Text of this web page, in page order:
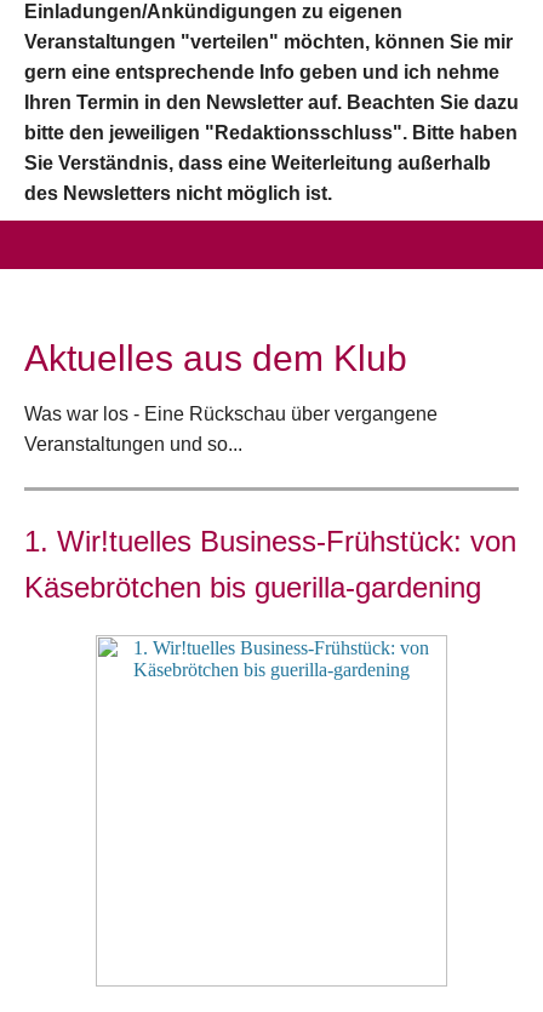
Einladungen/Ankündigungen zu eigenen
Veranstaltungen "verteilen" möchten, können Sie mir
gern eine entsprechende Info geben und ich nehme
Ihren Termin in den Newsletter auf. Beachten Sie dazu
bitte den jeweiligen "Redaktionsschluss". Bitte haben
Sie Verständnis, dass eine Weiterleitung außerhalb
des Newsletters nicht möglich ist.
Aktuelles aus dem Klub
Was war los - Eine Rückschau über vergangene
Veranstaltungen und so...
1. Wir!tuelles Business-Frühstück: von
Käsebrötchen bis guerilla-gardening